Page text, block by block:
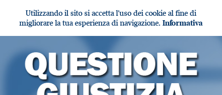
Utilizzando il sito si accetta l'uso dei cookie al fine di
migliorare la tua esperienza di navigazione. Informativa